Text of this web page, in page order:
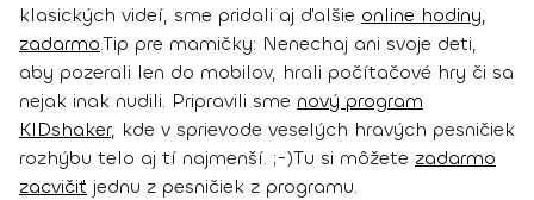
klasických videí, sme pridali aj ďalšie online hodiny,
zadarmo.Tip pre mamičky: Nenechaj ani svoje deti,
aby pozerali len do mobilov, hrali počítačové hry či sa
nejak inak nudili. Pripravili sme nový program
KIDshaker, kde v sprievode veselých hravých pesničiek
rozhýbu telo aj tí najmenší. ;-)Tu si môžete zadarmo
zacvičiť jednu z pesničiek z programu.